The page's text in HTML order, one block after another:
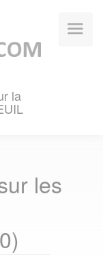
la
les